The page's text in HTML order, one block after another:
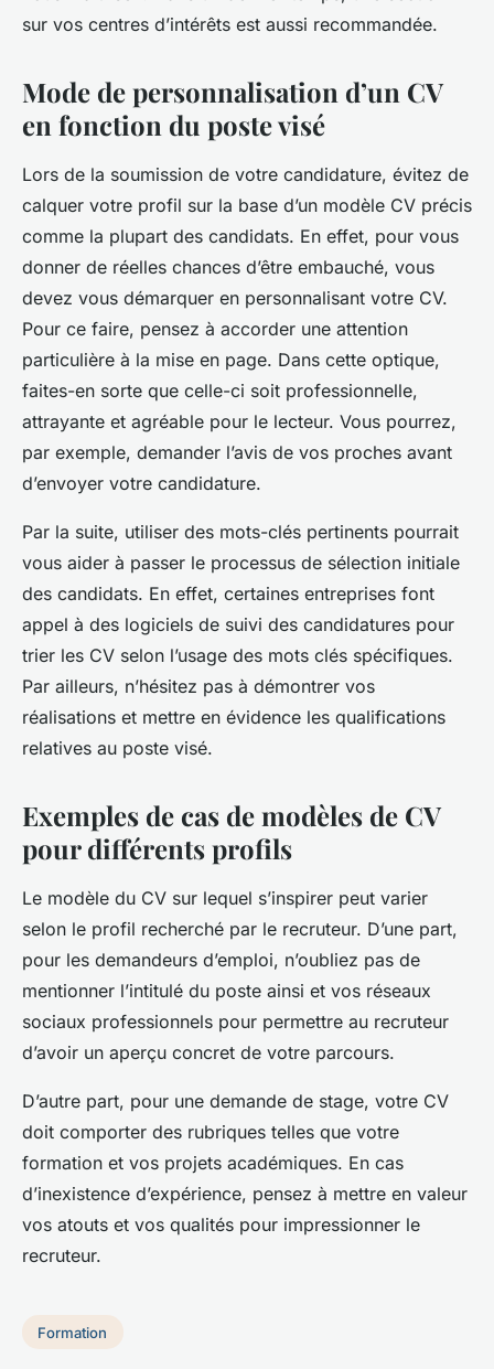
sur vos centres d’intérêts est aussi recommandée.
Mode de personnalisation d’un CV
en fonction du poste visé
Lors de la soumission de votre candidature, évitez de
calquer votre profil sur la base d’un modèle CV précis
comme la plupart des candidats. En effet, pour vous
donner de réelles chances d’être embauché, vous
devez vous démarquer en personnalisant votre CV.
Pour ce faire, pensez à accorder une attention
particulière à la mise en page. Dans cette optique,
faites-en sorte que celle-ci soit professionnelle,
attrayante et agréable pour le lecteur. Vous pourrez,
par exemple, demander l’avis de vos proches avant
d’envoyer votre candidature.
Par la suite, utiliser des mots-clés pertinents pourrait
vous aider à passer le processus de sélection initiale
des candidats. En effet, certaines entreprises font
appel à des logiciels de suivi des candidatures pour
trier les CV selon l’usage des mots clés spécifiques.
Par ailleurs, n’hésitez pas à démontrer vos
réalisations et mettre en évidence les qualifications
relatives au poste visé.
Exemples de cas de modèles de CV
pour différents profils
Le modèle du CV sur lequel s’inspirer peut varier
selon le profil recherché par le recruteur. D’une part,
pour les demandeurs d’emploi, n’oubliez pas de
mentionner l’intitulé du poste ainsi et vos réseaux
sociaux professionnels pour permettre au recruteur
d’avoir un aperçu concret de votre parcours.
D’autre part, pour une demande de stage, votre CV
doit comporter des rubriques telles que votre
formation et vos projets académiques. En cas
d’inexistence d’expérience, pensez à mettre en valeur
vos atouts et vos qualités pour impressionner le
recruteur.
Formation